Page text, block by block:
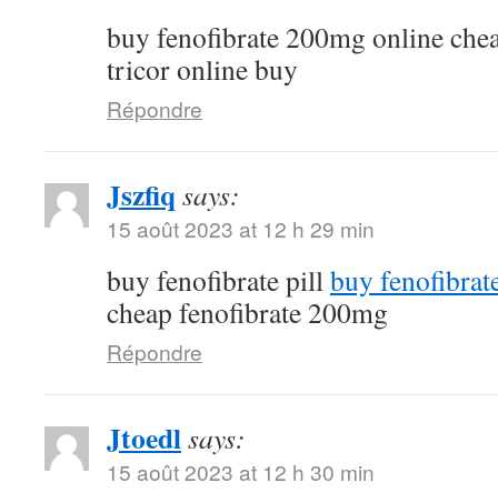
buy fenofibrate 200mg online
tricor online buy
Répondre
Jszfiq says:
15 août 2023 at 12 h 29 min
buy fenofibrate pillbuy
cheap fenofibrate 200mg
Répondre
Jtoedlsays:
15 août 2023 at 12 h 30 min